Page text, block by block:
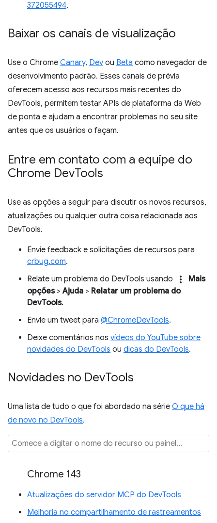
372055494.
Baixar os canais de visualização
Use o Chrome Canary, Dev ou Beta como navegador de
desenvolvimento padrão. Esses canais de prévia
oferecem acesso aos recursos mais recentes do
DevTools, permitem testar APIs de plataforma da Web
de ponta e ajudam a encontrar problemas no seu site
antes que os usuários o façam.
Entre em contato com a equipe do
Chrome DevTools
Use as opções a seguir para discutir os novos recursos,
atualizações ou qualquer outra coisa relacionada aos
DevTools.
Envie feedback e solicitações de recursos para
crbug.com.
Relate um problema do DevTools usando
more_vert
Mais
opções>Ajuda > Relatar um problema do
DevTools.
Envie um tweet para @ChromeDevTools.
Deixe comentários nos vídeos do YouTube sobre
novidades do DevTools ou dicas do DevTools.
Novidades no DevTools
Uma lista de tudo o que foi abordado na série O que há
de novo no DevTools.
Chrome 143
Atualizações do servidor MCP do DevTools
Melhoria no compartilhamento de rastreamentos